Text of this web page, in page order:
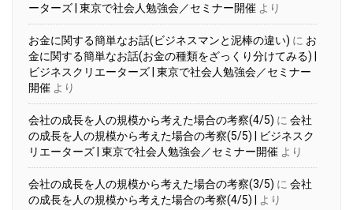
ーターズ | 東京で社会人勉強会／セミナー開催 より
お金に関する簡単なお話(ビジネスマンと泥棒の違い) に お
金に関する簡単なお話(お金の種類をざっくり分けてみる) |
ビジネスクリエーターズ | 東京で社会人勉強会／セミナー
開催 より
会社の成長を人の規模から考えた場合の考察(4/5) に 会社
の成長を人の規模から考えた場合の考察(5/5) | ビジネスク
リエーターズ | 東京で社会人勉強会／セミナー開催 より
会社の成長を人の規模から考えた場合の考察(3/5) に 会社
の成長を人の規模から考えた場合の考察(4/5) |
より